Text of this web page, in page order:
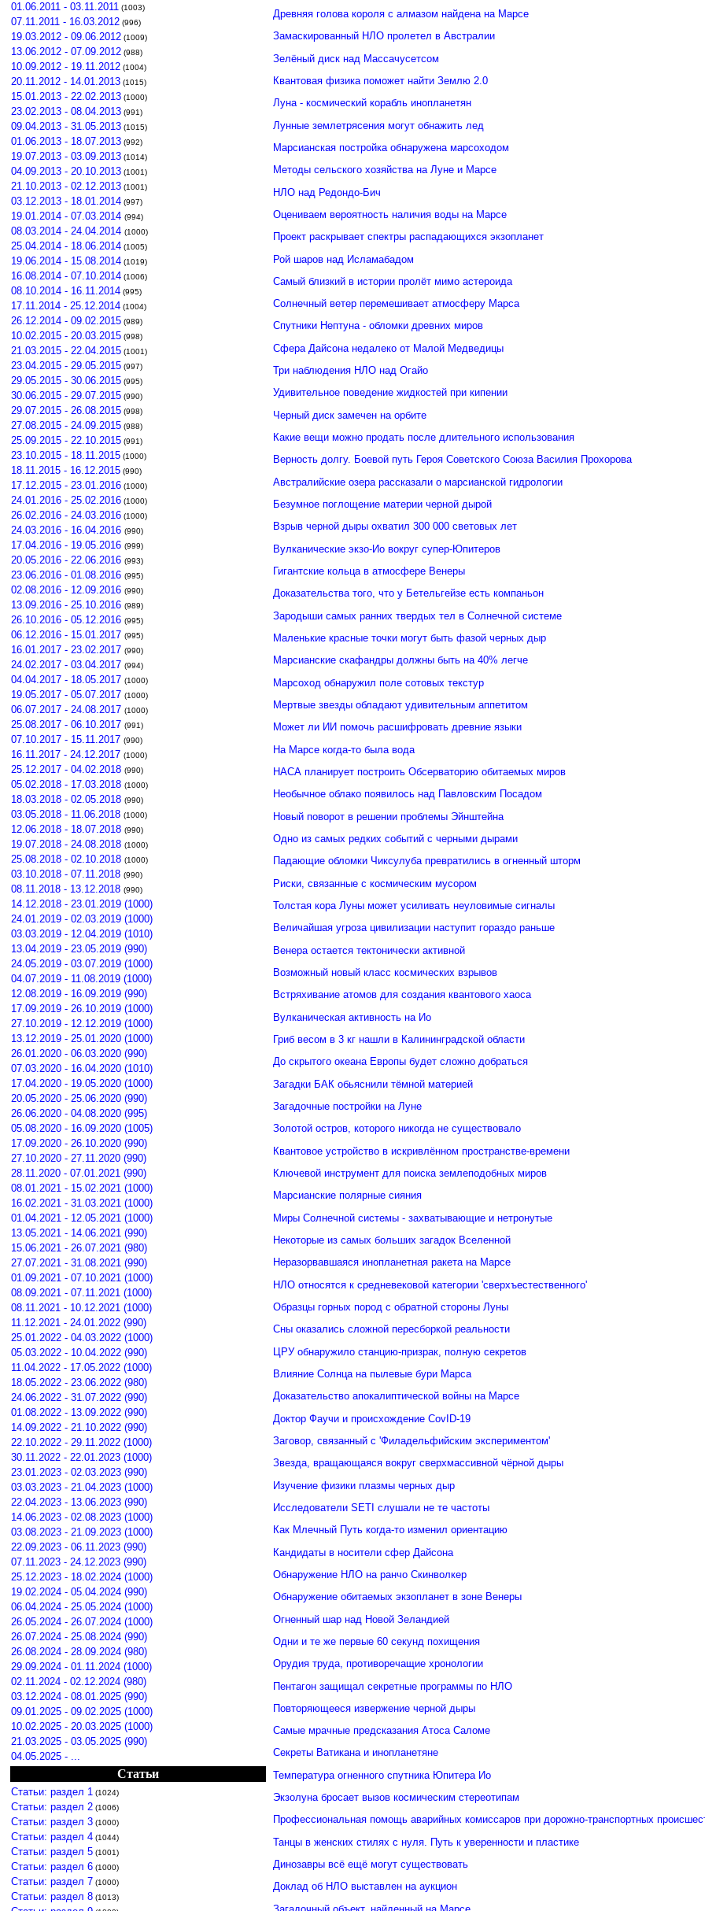
01.06.2011 - 03.11.2011 (1003)
07.11.2011 - 16.03.2012 (996)
19.03.2012 - 09.06.2012 (1009)
13.06.2012 - 07.09.2012 (988)
10.09.2012 - 19.11.2012 (1004)
20.11.2012 - 14.01.2013 (1015)
15.01.2013 - 22.02.2013 (1000)
23.02.2013 - 08.04.2013 (991)
09.04.2013 - 31.05.2013 (1015)
01.06.2013 - 18.07.2013 (992)
19.07.2013 - 03.09.2013 (1014)
04.09.2013 - 20.10.2013 (1001)
21.10.2013 - 02.12.2013 (1001)
03.12.2013 - 18.01.2014 (997)
19.01.2014 - 07.03.2014 (994)
08.03.2014 - 24.04.2014 (1000)
25.04.2014 - 18.06.2014 (1005)
19.06.2014 - 15.08.2014 (1019)
16.08.2014 - 07.10.2014 (1006)
08.10.2014 - 16.11.2014 (995)
17.11.2014 - 25.12.2014 (1004)
26.12.2014 - 09.02.2015 (989)
10.02.2015 - 20.03.2015 (998)
21.03.2015 - 22.04.2015 (1001)
23.04.2015 - 29.05.2015 (997)
29.05.2015 - 30.06.2015 (995)
30.06.2015 - 29.07.2015 (990)
29.07.2015 - 26.08.2015 (998)
27.08.2015 - 24.09.2015 (988)
25.09.2015 - 22.10.2015 (991)
23.10.2015 - 18.11.2015 (1000)
18.11.2015 - 16.12.2015 (990)
17.12.2015 - 23.01.2016 (1000)
24.01.2016 - 25.02.2016 (1000)
26.02.2016 - 24.03.2016 (1000)
24.03.2016 - 16.04.2016 (990)
17.04.2016 - 19.05.2016 (999)
20.05.2016 - 22.06.2016 (993)
23.06.2016 - 01.08.2016 (995)
02.08.2016 - 12.09.2016 (990)
13.09.2016 - 25.10.2016 (989)
26.10.2016 - 05.12.2016 (995)
06.12.2016 - 15.01.2017 (995)
16.01.2017 - 23.02.2017 (990)
24.02.2017 - 03.04.2017 (994)
04.04.2017 - 18.05.2017 (1000)
19.05.2017 - 05.07.2017 (1000)
06.07.2017 - 24.08.2017 (1000)
25.08.2017 - 06.10.2017 (991)
07.10.2017 - 15.11.2017 (990)
16.11.2017 - 24.12.2017 (1000)
25.12.2017 - 04.02.2018 (990)
05.02.2018 - 17.03.2018 (1000)
18.03.2018 - 02.05.2018 (990)
03.05.2018 - 11.06.2018 (1000)
12.06.2018 - 18.07.2018 (990)
19.07.2018 - 24.08.2018 (1000)
25.08.2018 - 02.10.2018 (1000)
03.10.2018 - 07.11.2018 (990)
08.11.2018 - 13.12.2018 (990)
14.12.2018 - 23.01.2019 (1000)
24.01.2019 - 02.03.2019 (1000)
03.03.2019 - 12.04.2019 (1010)
13.04.2019 - 23.05.2019 (990)
24.05.2019 - 03.07.2019 (1000)
04.07.2019 - 11.08.2019 (1000)
12.08.2019 - 16.09.2019 (990)
17.09.2019 - 26.10.2019 (1000)
27.10.2019 - 12.12.2019 (1000)
13.12.2019 - 25.01.2020 (1000)
26.01.2020 - 06.03.2020 (990)
07.03.2020 - 16.04.2020 (1010)
17.04.2020 - 19.05.2020 (1000)
20.05.2020 - 25.06.2020 (990)
26.06.2020 - 04.08.2020 (995)
05.08.2020 - 16.09.2020 (1005)
17.09.2020 - 26.10.2020 (990)
27.10.2020 - 27.11.2020 (990)
28.11.2020 - 07.01.2021 (990)
08.01.2021 - 15.02.2021 (1000)
16.02.2021 - 31.03.2021 (1000)
01.04.2021 - 12.05.2021 (1000)
13.05.2021 - 14.06.2021 (990)
15.06.2021 - 26.07.2021 (980)
27.07.2021 - 31.08.2021 (990)
01.09.2021 - 07.10.2021 (1000)
08.09.2021 - 07.11.2021 (1000)
08.11.2021 - 10.12.2021 (1000)
11.12.2021 - 24.01.2022 (990)
25.01.2022 - 04.03.2022 (1000)
05.03.2022 - 10.04.2022 (990)
11.04.2022 - 17.05.2022 (1000)
18.05.2022 - 23.06.2022 (980)
24.06.2022 - 31.07.2022 (990)
01.08.2022 - 13.09.2022 (990)
14.09.2022 - 21.10.2022 (990)
22.10.2022 - 29.11.2022 (1000)
30.11.2022 - 22.01.2023 (1000)
23.01.2023 - 02.03.2023 (990)
03.03.2023 - 21.04.2023 (1000)
22.04.2023 - 13.06.2023 (990)
14.06.2023 - 02.08.2023 (1000)
03.08.2023 - 21.09.2023 (1000)
22.09.2023 - 06.11.2023 (990)
07.11.2023 - 24.12.2023 (990)
25.12.2023 - 18.02.2024 (1000)
19.02.2024 - 05.04.2024 (990)
06.04.2024 - 25.05.2024 (1000)
26.05.2024 - 26.07.2024 (1000)
26.07.2024 - 25.08.2024 (990)
26.08.2024 - 28.09.2024 (980)
29.09.2024 - 01.11.2024 (1000)
02.11.2024 - 02.12.2024 (980)
03.12.2024 - 08.01.2025 (990)
09.01.2025 - 09.02.2025 (1000)
10.02.2025 - 20.03.2025 (1000)
21.03.2025 - 03.05.2025 (990)
04.05.2025 - ...
Статьи
Статьи: раздел 1 (1024)
Статьи: раздел 2 (1006)
Статьи: раздел 3 (1000)
Статьи: раздел 4 (1044)
Статьи: раздел 5 (1001)
Статьи: раздел 6 (1000)
Статьи: раздел 7 (1000)
Статьи: раздел 8 (1013)
Древняя голова короля с алмазом найдена на Марсе
Замаскированный НЛО пролетел в Австралии
Зелёный диск над Массачусетсом
Квантовая физика поможет найти Землю 2.0
Луна - космический корабль инопланетян
Лунные землетрясения могут обнажить лед
Марсианская постройка обнаружена марсоходом
Методы сельского хозяйства на Луне и Марсе
НЛО над Редондо-Бич
Оцениваем вероятность наличия воды на Марсе
Проект раскрывает спектры распадающихся экзопланет
Рой шаров над Исламабадом
Самый близкий в истории пролёт мимо астероида
Солнечный ветер перемешивает атмосферу Марса
Спутники Нептуна - обломки древних миров
Сфера Дайсона недалеко от Малой Медведицы
Три наблюдения НЛО над Огайо
Удивительное поведение жидкостей при кипении
Черный диск замечен на орбите
Какие вещи можно продать после длительного использования
Верность долгу. Боевой путь Героя Советского Союза Василия Прохорова
Австралийские озера рассказали о марсианской гидрологии
Безумное поглощение материи черной дырой
Взрыв черной дыры охватил 300 000 световых лет
Вулканические экзо-Ио вокруг супер-Юпитеров
Гигантские кольца в атмосфере Венеры
Доказательства того, что у Бетельгейзе есть компаньон
Зародыши самых ранних твердых тел в Солнечной системе
Маленькие красные точки могут быть фазой черных дыр
Марсианские скафандры должны быть на 40% легче
Марсоход обнаружил поле сотовых текстур
Мертвые звезды обладают удивительным аппетитом
Может ли ИИ помочь расшифровать древние языки
На Марсе когда-то была вода
НАСА планирует построить Обсерваторию обитаемых миров
Необычное облако появилось над Павловским Посадом
Новый поворот в решении проблемы Эйнштейна
Одно из самых редких событий с черными дырами
Падающие обломки Чиксулуба превратились в огненный шторм
Риски, связанные с космическим мусором
Толстая кора Луны может усиливать неуловимые сигналы
Величайшая угроза цивилизации наступит гораздо раньше
Венера остается тектонически активной
Возможный новый класс космических взрывов
Встряхивание атомов для создания квантового хаоса
Вулканическая активность на Ио
Гриб весом в 3 кг нашли в Калининградской области
До скрытого океана Европы будет сложно добраться
Загадки БАК обьяснили тёмной материей
Загадочные постройки на Луне
Золотой остров, которого никогда не существовало
Квантовое устройство в искривлённом пространстве-времени
Ключевой инструмент для поиска землеподобных миров
Марсианские полярные сияния
Миры Солнечной системы - захватывающие и нетронутые
Некоторые из самых больших загадок Вселенной
Неразорвавшаяся инопланетная ракета на Марсе
НЛО относятся к средневековой категории 'сверхъестественного'
Образцы горных пород с обратной стороны Луны
Сны оказались сложной пересборкой реальности
ЦРУ обнаружило станцию-призрак, полную секретов
Влияние Солнца на пылевые бури Марса
Доказательство апокалиптической войны на Марсе
Доктор Фаучи и происхождение CovID-19
Заговор, связанный с 'Филадельфийским экспериментом'
Звезда, вращающаяся вокруг сверхмассивной чёрной дыры
Изучение физики плазмы черных дыр
Исследователи SETI слушали не те частоты
Как Млечный Путь когда-то изменил ориентацию
Кандидаты в носители сфер Дайсона
Обнаружение НЛО на ранчо Скинволкер
Обнаружение обитаемых экзопланет в зоне Венеры
Огненный шар над Новой Зеландией
Одни и те же первые 60 секунд похищения
Орудия труда, противоречащие хронологии
Пентагон защищал секретные программы по НЛО
Повторяющееся извержение черной дыры
Самые мрачные предсказания Атоса Саломе
Секреты Ватикана и инопланетяне
Температура огненного спутника Юпитера Ио
Экзолуна бросает вызов космическим стереотипам
Профессиональная помощь аварийных комиссаров при дорожно-транспортных
Танцы в женских стилях с нуля. Путь к уверенности и пластике
Динозавры всё ещё могут существовать
Доклад об НЛО выставлен на аукцион